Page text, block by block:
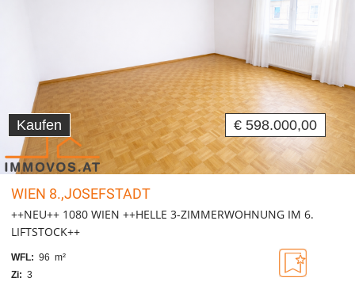
Kaufen € 598.000,00
WIEN 8.,JOSEFSTADT
++NEU++ 1080 WIEN ++HELLE 3-ZIMMERWOHNUNG IM 6.
LIFTSTOCK++
WFL: 96 m²
Zi: 3